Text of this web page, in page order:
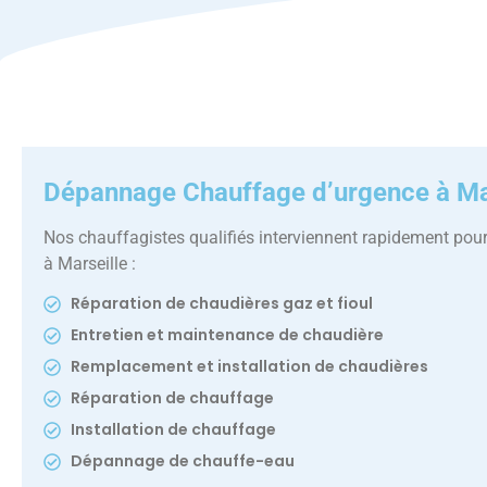
Dépannage Chauffage d’urgence à
Nos chauffagistes qualifiés interviennent rapidement
à Marseille :
Réparation de chaudières gaz et fioul
Entretien et maintenance de chaudière
Remplacement et installation de chaudières
Réparation de chauffage
Installation de chauffage
Dépannage de chauffe-eau